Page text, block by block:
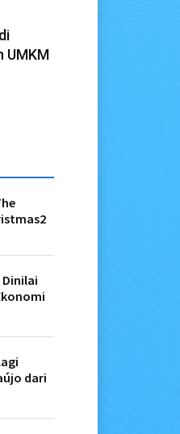
UMKM
Dinilai
dari